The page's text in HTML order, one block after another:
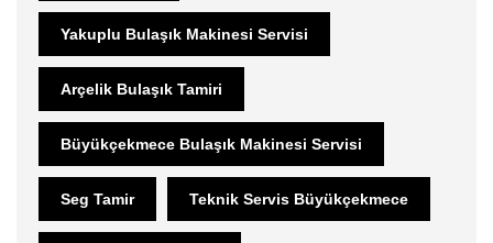
Yakuplu Bulaşık Makinesi Servisi
Arçelik Bulaşık Tamiri
Büyükçekmece Bulaşık Makinesi Servisi
Seg Tamir Teknik Servis Büyükçekmece